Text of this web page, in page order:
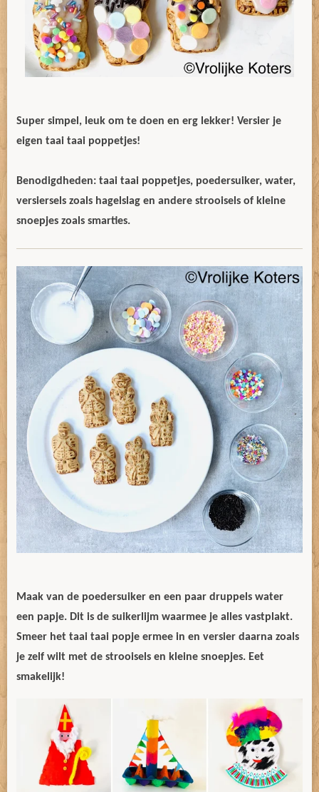
Super simpel, leuk om te doen en erg lekker! Versier je
eigen taai taai poppetjes!
Benodigdheden: taai taai poppetjes, poedersuiker, water,
versiersels zoals hagelslag en andere strooisels of kleine
snoepjes zoals smarties.
Maak van de poedersuiker en een paar druppels water
een papje. Dit is de suikerlijm waarmee je alles vastplakt.
Smeer het taai taai popje ermee in en versier daarna zoals
je zelf wilt met de strooisels en kleine snoepjes. Eet
smakelijk!